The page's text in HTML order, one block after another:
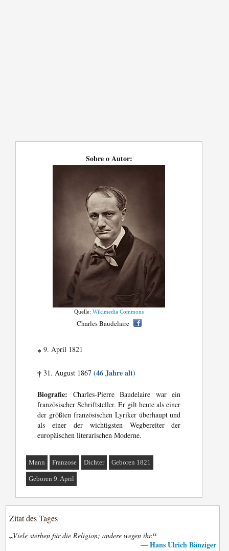
Sobre o Autor:
Quelle:Wikimedia Commons
Charles Baudelaire
* 9. April 1821
† 31. August 1867(46 Jahre alt)
Biografie: Charles-Pierre Baudelaire war ein
französischer Schriftsteller. Er gilt heute als einer
der größten französischen Lyriker überhaupt und
als einer der wichtigsten Wegbereiter der
europäischen literarischen Moderne.
Mann Franzose Dichter Geboren 1821
Geboren 9. April
Zitat des Tages
„Viele sterben für die Religion; andere wegen ihr.“
— Hans Ulrich Bänziger